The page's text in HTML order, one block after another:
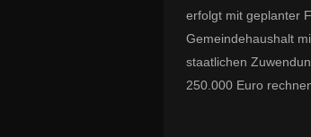
erfolgt mit geplanter
Gemeindehaushalt
staatlichen
250.000 Euro